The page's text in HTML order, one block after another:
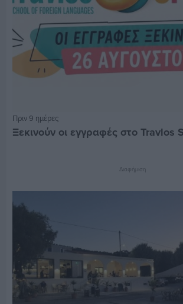
Πριν 9 ημέρες
Ξεκινούν οι εγγραφές στο Travlos
Διαφήμιση